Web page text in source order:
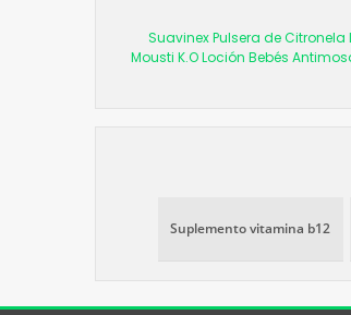
Suavinex Pulsera de Citronela
Mousti K.O Loción Bebés
Suplemento vitamina b12